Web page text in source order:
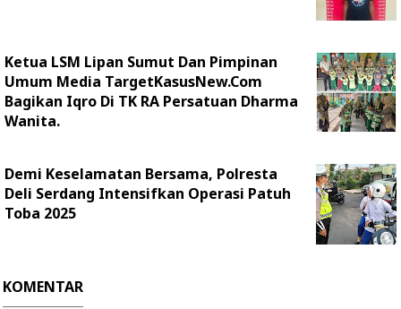
Ketua LSM Lipan Sumut Dan Pimpinan
Umum Media TargetKasusNew.Com
Bagikan Iqro Di TK RA Persatuan Dharma
Wanita.
Demi Keselamatan Bersama, Polresta
Deli Serdang Intensifkan Operasi Patuh
Toba 2025
KOMENTAR